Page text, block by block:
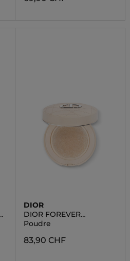
DIOR
DIOR FOREVER
CUSHION
Poudre
83,90 CHF